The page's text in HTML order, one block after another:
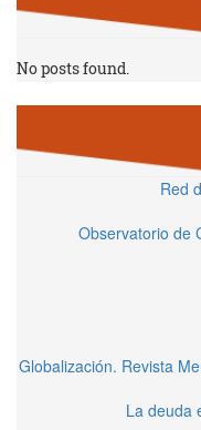
No posts found.
Red
Observatorio de
Globalización. Revista
La deuda